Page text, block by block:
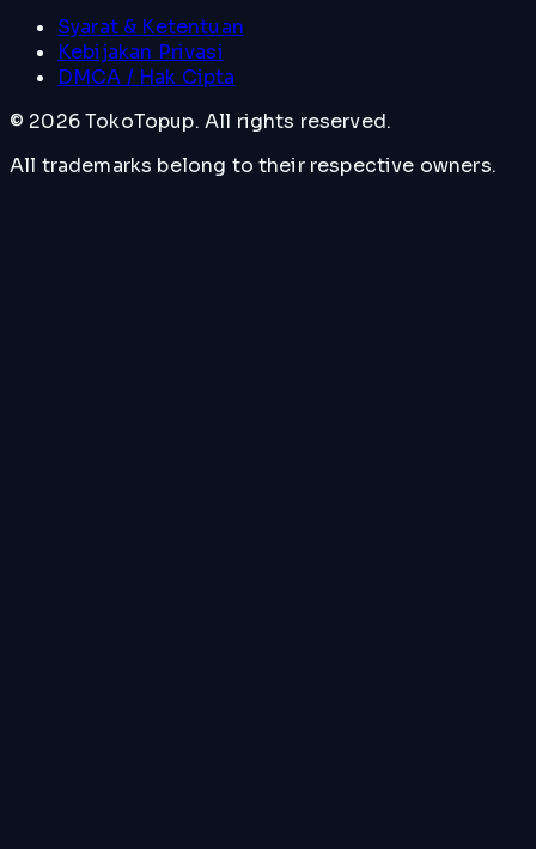
Syarat & Ketentuan
Kebijakan Privasi
DMCA / Hak Cipta
© 2026TokoTopup. All rights reserved.
All trademarks belong to their respective owners.